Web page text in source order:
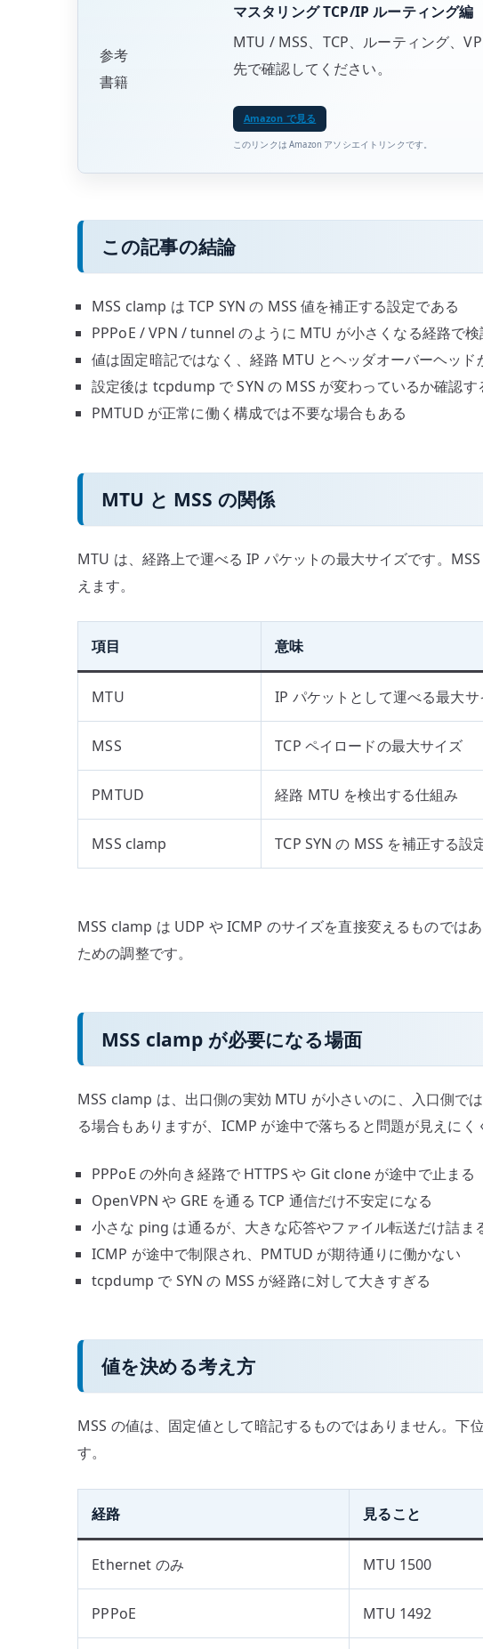
参考
書籍
マスタリング TCP/IP ルーティング編
MTU / MSS、TCP、ルーティング、
先で確認してください。
Amazon で見る
このリンクは Amazon アソシエイトリンクです。
この記事の結論
MSS clamp は TCP SYN の MSS 値を補正する設定である
PPPoE / VPN / tunnel のように MTU が小さくなる経路で検
値は固定暗記ではなく、経路 MTU とヘッダオーバーヘッド
設定後は tcpdump で SYN の MSS が変わっているか確認す
PMTUD が正常に働く構成では不要な場合もある
MTU と MSS の関係
MTU は、経路上で運べる IP パケットの最大サイズです。
えます。
項目 意味
MTU IP パケットとして運べる最大サ
MSS TCP ペイロードの最大サイズ
PMTUD 経路 MTU を検出する仕組み
MSS clamp TCP SYN の MSS を補正する設
MSS clamp は UDP や ICMP のサイズを直接変えるものでは
ための調整です。
MSS clamp が必要になる場面
MSS clamp は、出口側の実効 MTU が小さいのに、入口側で
る場合もありますが、ICMP が途中で落ちると問題が見えにく
PPPoE の外向き経路で HTTPS や Git clone が途中で止まる
OpenVPN や GRE を通る TCP 通信だけ不安定になる
小さな ping は通るが、大きな応答やファイル転送だけ詰ま
ICMP が途中で制限され、PMTUD が期待通りに働かない
tcpdump で SYN の MSS が経路に対して大きすぎる
値を決める考え方
MSS の値は、固定値として暗記するものではありません。下
す。
経路 見ること
Ethernet のみ MTU 1500
PPPoE MTU 1492